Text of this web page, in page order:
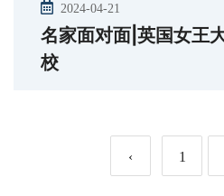
2024-04-21
名家面对面|英国女王
校
‹ 1